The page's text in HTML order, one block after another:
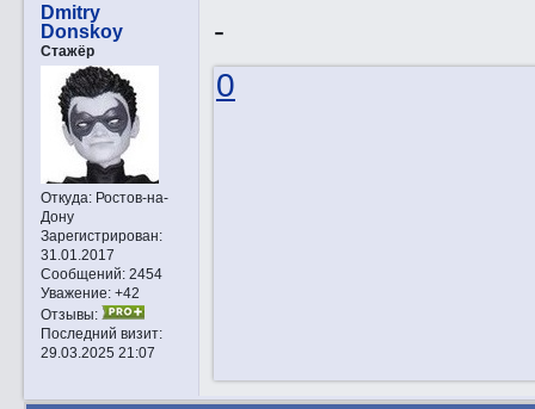
Dmitry
Donskoy
Стажёр
Откуда:Ростов-на-
Дону
Зарегистрирован:
31.01.2017
Сообщений:2454
Уважение: +42
Отзывы:
Последний визит:
29.03.2025 21:07
-
0